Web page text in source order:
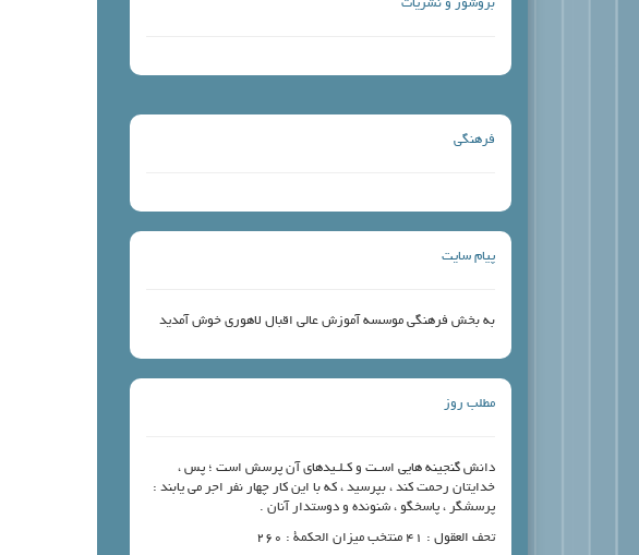
بروشور و نشريات
فرهنگي
پیام سایت
به بخش فرهنگی موسسه آموزش عالی اقبال لاهوری خوش آمدید
مطلب روز
دانش گنجینه‏ هایى اسـت و کـلـیدهاى آن پرسش است ؛ پس ،
خدایتان رحمت کند ، بپرسید ، که با این کار چهار نفر اجر مى‏ یابند :
پرسشگر ، پاسخگو ، شنونده و دوستدار آنان .
تحف العقول : ۴۱ منتخب میزان الحکمة : ۲۶۰